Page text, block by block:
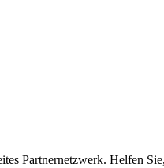
Partnernetzwerk. Helfen